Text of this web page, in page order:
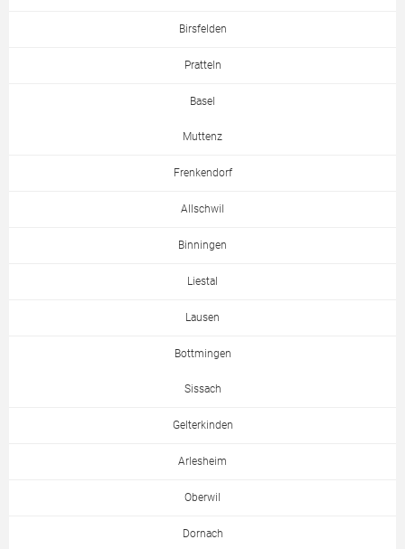
Birsfelden
Pratteln
Basel
Muttenz
Frenkendorf
Allschwil
Binningen
Liestal
Lausen
Bottmingen
Sissach
Gelterkinden
Arlesheim
Oberwil
Dornach